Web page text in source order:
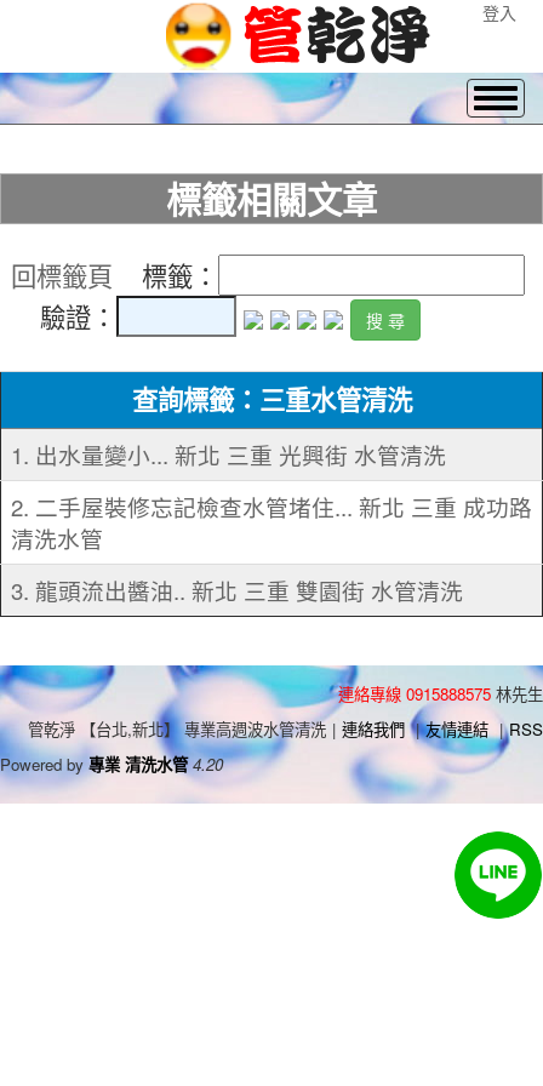
登入
標籤相關文章
回標籤頁 標籤：
驗證：
查詢標籤：三重水管清洗
1. 出水量變小... 新北 三重 光興街 水管清洗
2. 二手屋裝修忘記檢查水管堵住... 新北 三重 成功路
清洗水管
3. 龍頭流出醬油.. 新北 三重 雙園街 水管清洗
連絡專線 0915888575 林先生
管乾淨 【台北,新北】 專業高週波水管清洗 | 連絡我們 | 友情連結 | RSS
Powered by 專業 清洗水管 4.20